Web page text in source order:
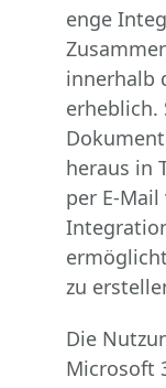
enge
innerhalb
erheblich.
heraus in
per E-
zu
Die
Microsoft